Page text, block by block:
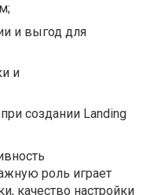
и выгод для
и
создании Landing
роль играет
качество настройки